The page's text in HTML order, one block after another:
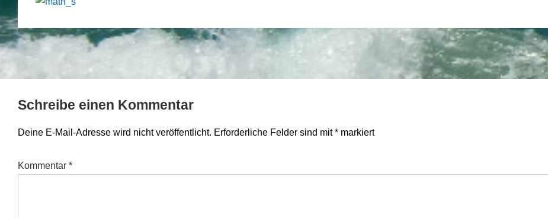
Schreibe einen Kommentar
Deine E-Mail-Adresse wird nicht veröffentlicht. Erforderliche Felder sind mit* markiert
Kommentar *